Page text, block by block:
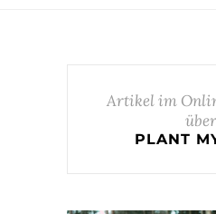
Artikel im
über
PLANT